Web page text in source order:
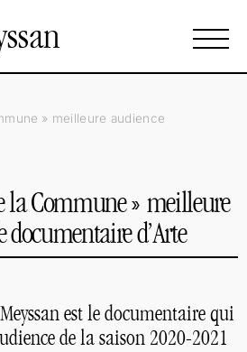
» meilleure audience
la Commune» meilleure
documentaire d’Arte
est le documentaire qui
de la saison 2020-2021